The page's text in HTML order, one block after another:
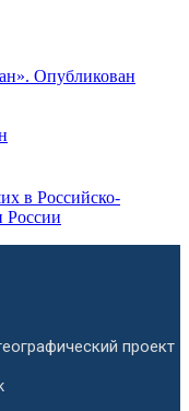
Опубликован
в Российско-
России
проект